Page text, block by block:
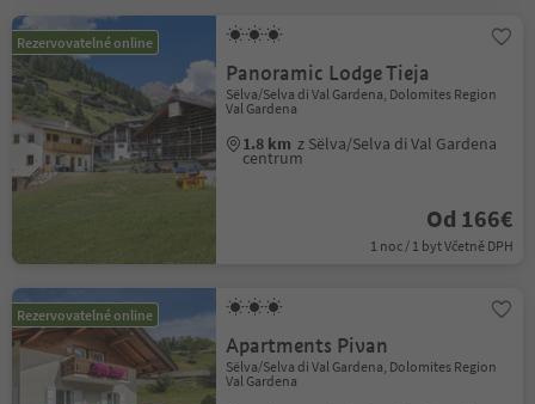
Rezervovatelné online
Panoramic Lodge Tieja
Sëlva/Selva di Val Gardena, Dolomites Region
Val Gardena
1.8 km z Sëlva/Selva di Val Gardena
centrum
Od 166€
1 noc / 1 byt Včetně DPH
Rezervovatelné online
Apartments Pivan
Sëlva/Selva di Val Gardena, Dolomites Region
Val Gardena